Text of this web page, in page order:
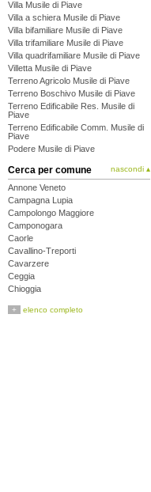
Villa Musile di Piave
Villa a schiera Musile di Piave
Villa bifamiliare Musile di Piave
Villa trifamiliare Musile di Piave
Villa quadrifamiliare Musile di Piave
Villetta Musile di Piave
Terreno Agricolo Musile di Piave
Terreno Boschivo Musile di Piave
Terreno Edificabile Res. Musile di
Piave
Terreno Edificabile Comm. Musile di
Piave
Podere Musile di Piave
Cerca per comune nascondi ▴
Annone Veneto
Campagna Lupia
Campolongo Maggiore
Camponogara
Caorle
Cavallino-Treporti
Cavarzere
Ceggia
Chioggia
Cona
+ elenco completo